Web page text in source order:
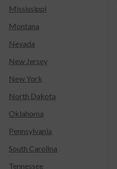
Mississippi
Montana
Nevada
New Jersey
New York
North Dakota
Oklahoma
Pennsylvania
South Carolina
Tennessee